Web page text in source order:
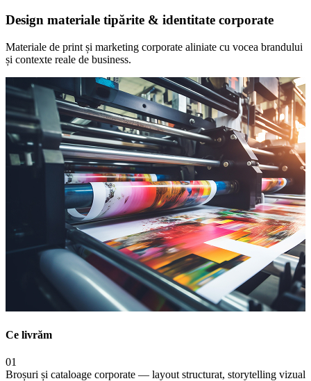
Design materiale tipărite & identitate corporate
Materiale de print și marketing corporate aliniate cu vocea brandului
și contexte reale de business.
Ce livrăm
01
Broșuri și cataloage corporate — layout structurat, storytelling vizual